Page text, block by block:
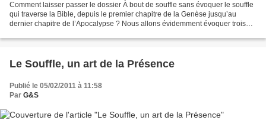
Comment laisser passer le dossier À bout de souffle sans évoquer le souffle
qui traverse la Bible, depuis le premier chapitre de la Genèse jusqu’au
dernier chapitre de l’Apocalypse ? Nous allons évidemment évoquer trois
Le Souffle, un art de la Présence
Publié le 05/02/2011 à 11:58
Par G&S